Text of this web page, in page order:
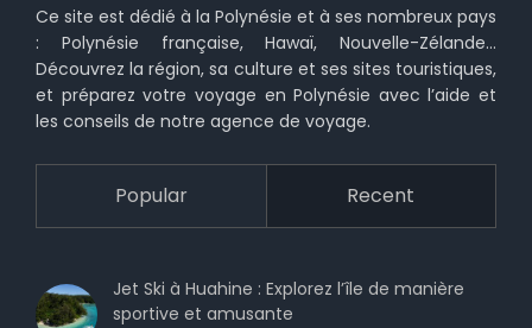
Ce site est dédié à la Polynésie et à ses nombreux pays
: Polynésie française, Hawaï, Nouvelle-Zélande…
Découvrez la région, sa culture et ses sites touristiques,
et préparez votre voyage en Polynésie avec l’aide et
les conseils de notre agence de voyage.
Popular Recent
Jet Ski à Huahine : Explorez l’île de manière
sportive et amusante